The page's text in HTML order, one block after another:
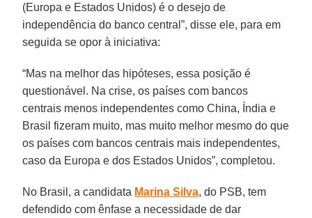
(Europa e Estados Unidos) é o desejo de
independência do banco central”, disse ele, para em
seguida se opor à iniciativa:
“Mas na melhor das hipóteses, essa posição é
questionável. Na crise, os países com bancos
centrais menos independentes como China, Índia e
Brasil fizeram muito, mas muito melhor mesmo do que
os países com bancos centrais mais independentes,
caso da Europa e dos Estados Unidos”, completou.
No Brasil, a candidata Marina Silva, do PSB, tem
defendido com ênfase a necessidade de dar